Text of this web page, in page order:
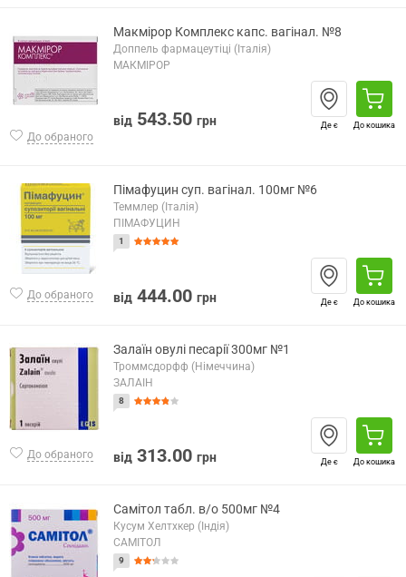
До обраного
Макмірор Комплекс капс. вагінал. №8
Доппель фармацеутіці (Італія)
МАКМІРОР
від 543.50 грн Де є До кошика
До обраного
Пімафуцин суп. вагінал. 100мг №6
Теммлер (Італія)
ПІМАФУЦИН
1
від 444.00 грн Де є До кошика
До обраного
Залаїн овулі песарії 300мг №1
Троммсдорфф (Німеччина)
ЗАЛАЇН
8
від 313.00 грн Де є До кошика
Самітол табл. в/о 500мг №4
Кусум Хелтхкер (Індія)
САМІТОЛ
9